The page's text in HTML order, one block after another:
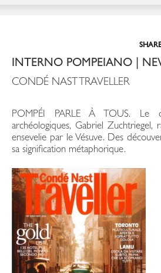
INTERNO POMPEIANO |
CONDÉ NAST TRAVELLER
POMPÉI PARLE À TOUS. Le
archéologiques, Gabriel Zuchtriegel,
ensevelie par le Vésuve. Des
sa signification métaphorique.